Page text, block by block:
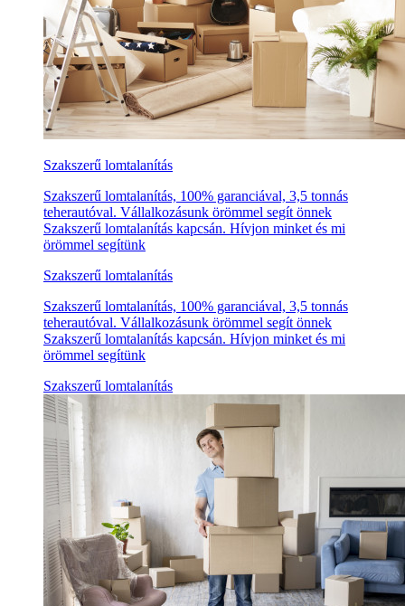
Szakszerű lomtalanítás
Szakszerű lomtalanítás, 100% garanciával, 3,5 tonnás
teherautóval. Vállalkozásunk örömmel segít önnek
Szakszerű lomtalanítás kapcsán. Hívjon minket és mi
örömmel segítünk
Szakszerű lomtalanítás
Szakszerű lomtalanítás, 100% garanciával, 3,5 tonnás
teherautóval. Vállalkozásunk örömmel segít önnek
Szakszerű lomtalanítás kapcsán. Hívjon minket és mi
örömmel segítünk
Szakszerű lomtalanítás